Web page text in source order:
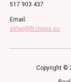
517 903 437
Email:
sklep@fitologia.eu
Copyright ©